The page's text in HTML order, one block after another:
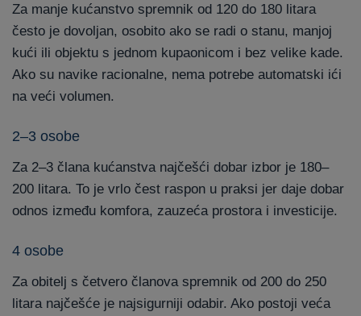
Za manje kućanstvo spremnik od 120 do 180 litara
često je dovoljan, osobito ako se radi o stanu, manjoj
kući ili objektu s jednom kupaonicom i bez velike kade.
Ako su navike racionalne, nema potrebe automatski ići
na veći volumen.
2–3 osobe
Za 2–3 člana kućanstva najčešći dobar izbor je 180–
200 litara. To je vrlo čest raspon u praksi jer daje dobar
odnos između komfora, zauzeća prostora i investicije.
4 osobe
Za obitelj s četvero članova spremnik od 200 do 250
litara najčešće je najsigurniji odabir. Ako postoji veća